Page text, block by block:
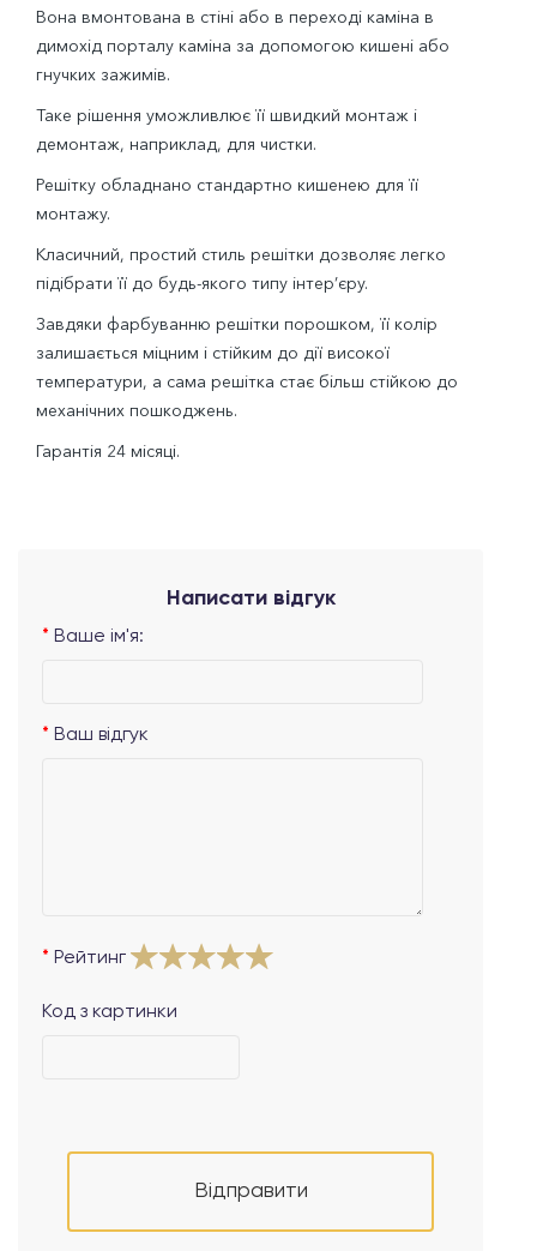
Вона вмонтована в стіні або в переході каміна в
димохід порталу каміна за допомогою кишені або
гнучких зажимів.
Таке рішення уможливлює її швидкий монтаж і
демонтаж, наприклад, для чистки.
Решітку обладнано стандартно кишенею для її
монтажу.
Класичний, простий стиль решітки дозволяє легко
підібрати її до будь-якого типу інтер’єру.
Завдяки фарбуванню решітки порошком, її колір
залишається міцним і стійким до дії високої
температури, а сама решітка стає більш стійкою до
механічних пошкоджень.
Гарантія 24 місяці.
Написати відгук
Ваше ім'я:
Ваш відгук
Рейтинг
Код з картинки
Відправити